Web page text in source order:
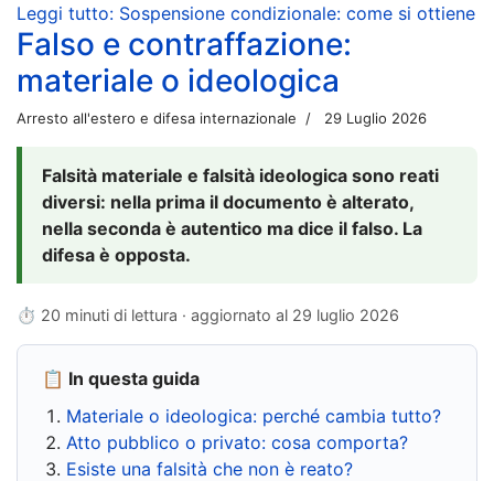
Leggi tutto: Sospensione condizionale: come si ottiene
Falso e contraffazione:
materiale o ideologica
Arresto all'estero e difesa internazionale 29 Luglio 2026
Falsità materiale e falsità ideologica sono reati
diversi: nella prima il documento è alterato,
nella seconda è autentico ma dice il falso. La
difesa è opposta.
⏱ 20 minuti di lettura · aggiornato al 29 luglio 2026
📋 In questa guida
Materiale o ideologica: perché cambia tutto?
Atto pubblico o privato: cosa comporta?
Esiste una falsità che non è reato?